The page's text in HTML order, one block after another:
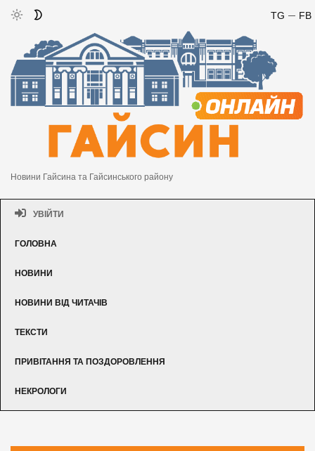
FB
TG
Новини Гайсина та Гайсинського району
УВІЙТИ
ГОЛОВНА
НОВИНИ
НОВИНИ ВІД ЧИТАЧІВ
ТЕКСТИ
ПРИВІТАННЯ ТА ПОЗДОРОВЛЕННЯ
НЕКРОЛОГИ